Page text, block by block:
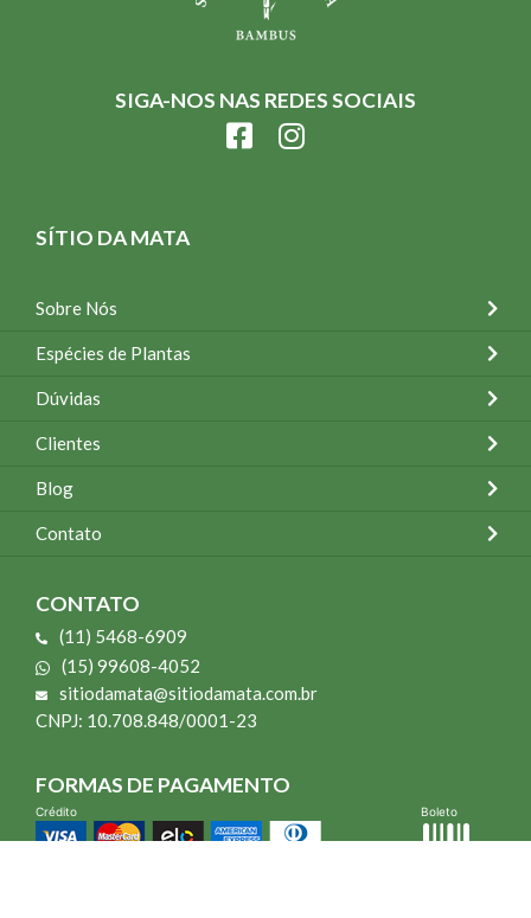
SIGA-NOS NAS REDES SOCIAIS
SÍTIO DA MATA
Sobre Nós
Espécies de Plantas
Dúvidas
Clientes
Blog
Contato
CONTATO
(11) 5468-6909
(15) 99608-4052
sitiodamata@sitiodamata.com.br
CNPJ: 10.708.848/0001-23
FORMAS DE PAGAMENTO
Crédito Boleto